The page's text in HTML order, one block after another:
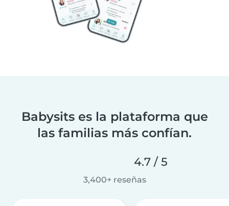
Babysits es la plataforma que
las familias más confían.
4.7 / 5
3,400+ reseñas